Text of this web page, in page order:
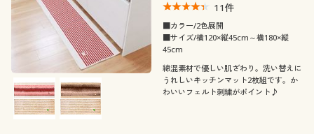
11件
■カラー/2色展開
■サイズ/横120×縦45cm～横180×縦
45cm
綿混素材で優しい肌ざわり。洗い替えに
うれしいキッチンマット2枚組です。か
わいいフェルト刺繍がポイント♪